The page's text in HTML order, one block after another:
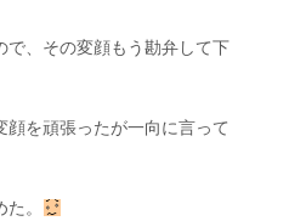
で、その変顔もう勘弁して下
顔を頑張ったが一向に言って
。